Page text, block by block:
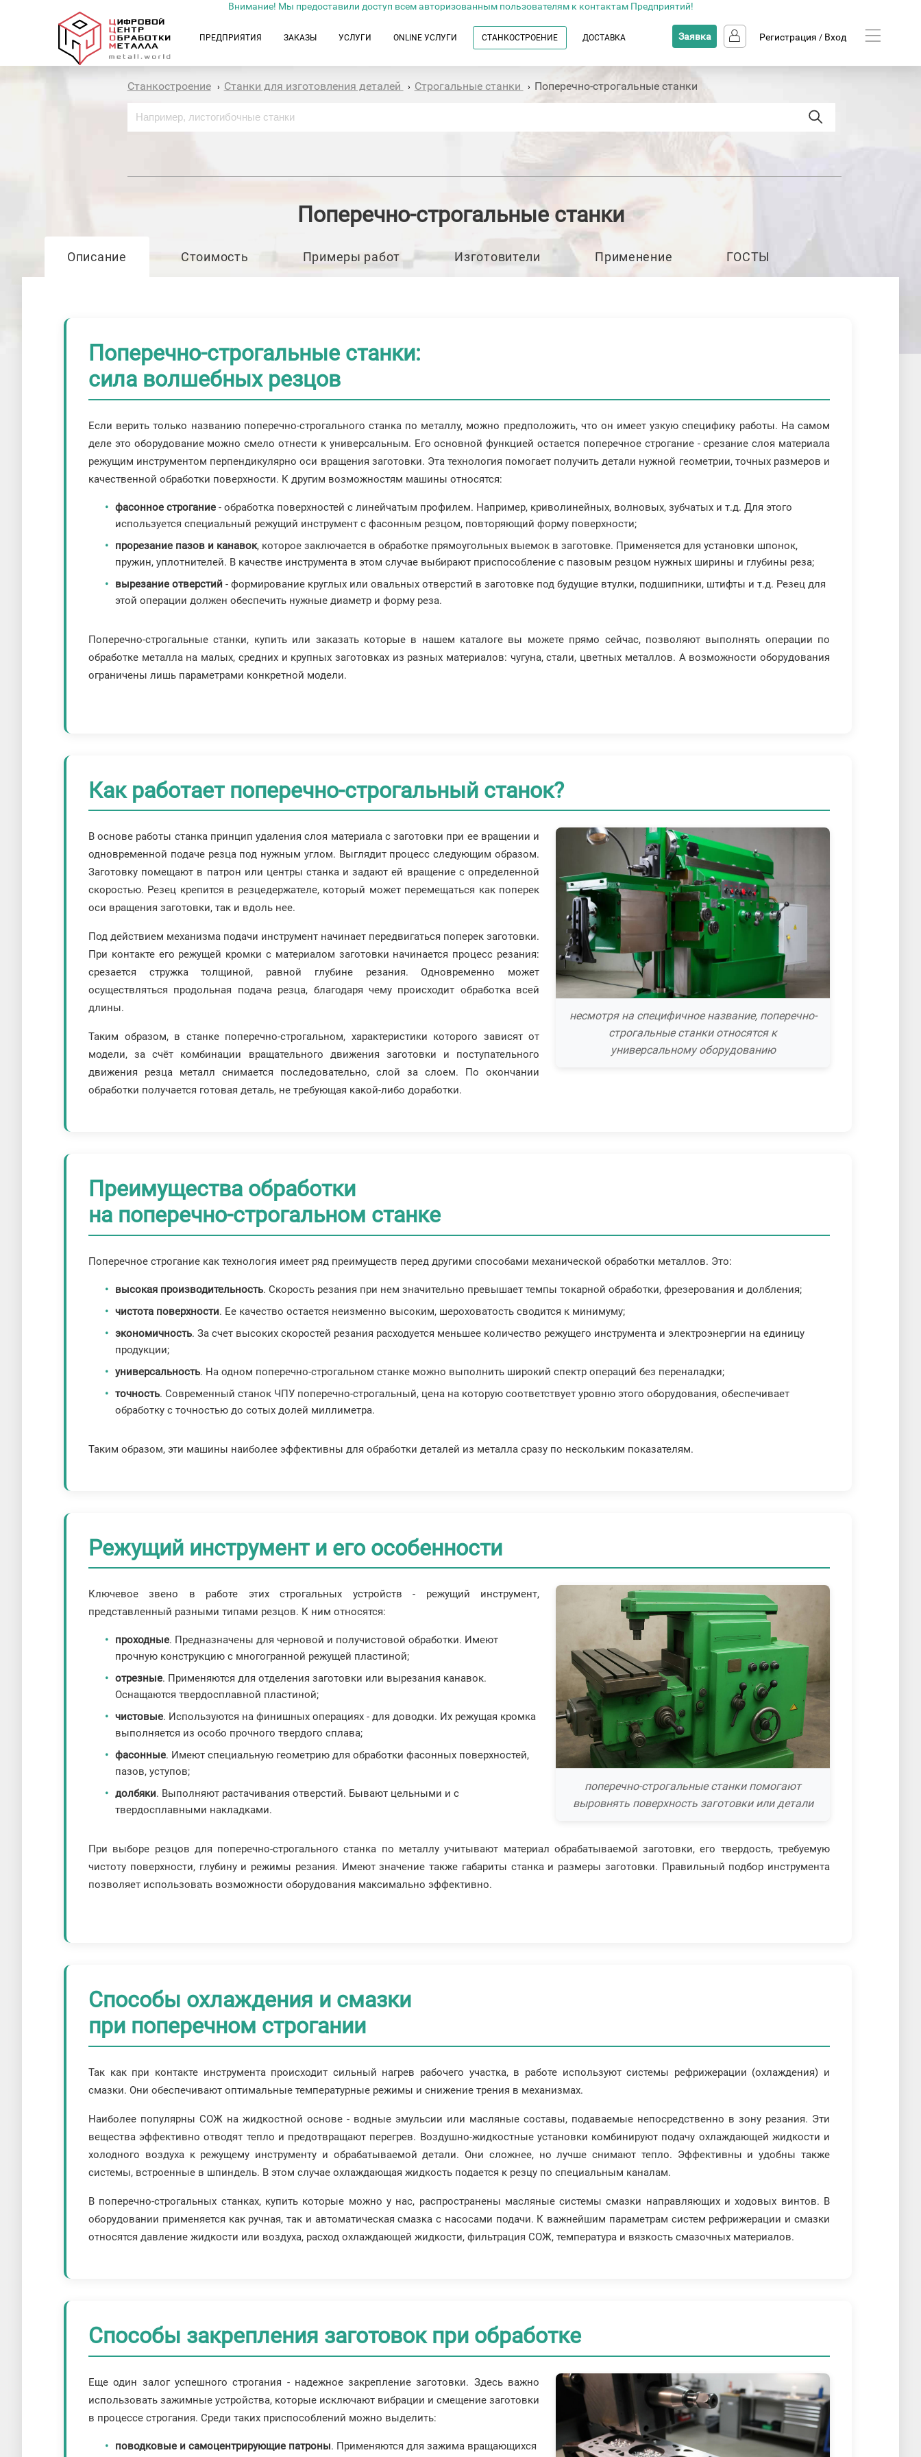
Внимание! Мы предоставили доступ всем авторизованным пользователям к контактам Предприятий!
ПРЕДПРИЯТИЯ ЗАКАЗЫ УСЛУГИ ONLINE УСЛУГИ СТАНКОСТРОЕНИЕ ДОСТАВКА Заявка Регистрация / Вход
Станкостроение› Станки для изготовления деталей › Строгальные станки › Поперечно-строгальные станки
Поперечно-строгальные станки
Описание Стоимость Примеры работ Изготовители Применение ГОСТЫ
Поперечно-строгальные станки:
сила волшебных резцов
Если верить только названию поперечно-строгального станка по металлу, можно предположить, что он имеет узкую специфику работы. На самом
деле это оборудование можно смело отнести к универсальным. Его основной функцией остается поперечное строгание - срезание слоя материала
режущим инструментом перпендикулярно оси вращения заготовки. Эта технология помогает получить детали нужной геометрии, точных размеров и
качественной обработки поверхности. К другим возможностям машины относятся:
фасонное строгание - обработка поверхностей с линейчатым профилем. Например, криволинейных, волновых, зубчатых и т.д. Для этого
используется специальный режущий инструмент с фасонным резцом, повторяющий форму поверхности;
прорезание пазов и канавок, которое заключается в обработке прямоугольных выемок в заготовке. Применяется для установки шпонок,
пружин, уплотнителей. В качестве инструмента в этом случае выбирают приспособление с пазовым резцом нужных ширины и глубины реза;
вырезание отверстий - формирование круглых или овальных отверстий в заготовке под будущие втулки, подшипники, штифты и т.д. Резец для
этой операции должен обеспечить нужные диаметр и форму реза.
Поперечно-строгальные станки, купить или заказать которые в нашем каталоге вы можете прямо сейчас, позволяют выполнять операции по
обработке металла на малых, средних и крупных заготовках из разных материалов: чугуна, стали, цветных металлов. А возможности оборудования
ограничены лишь параметрами конкретной модели.
Как работает поперечно-строгальный станок?
несмотря на специфичное название, поперечно-
строгальные станки относятся к
универсальному оборудованию
В основе работы станка принцип удаления слоя материала с заготовки при ее вращении и
одновременной подаче резца под нужным углом. Выглядит процесс следующим образом.
Заготовку помещают в патрон или центры станка и задают ей вращение с определенной
скоростью. Резец крепится в резцедержателе, который может перемещаться как поперек
оси вращения заготовки, так и вдоль нее.
Под действием механизма подачи инструмент начинает передвигаться поперек заготовки.
При контакте его режущей кромки с материалом заготовки начинается процесс резания:
срезается стружка толщиной, равной глубине резания. Одновременно может
осуществляться продольная подача резца, благодаря чему происходит обработка всей
длины.
Таким образом, в станке поперечно-строгальном, характеристики которого зависят от
модели, за счёт комбинации вращательного движения заготовки и поступательного
движения резца металл снимается последовательно, слой за слоем. По окончании
обработки получается готовая деталь, не требующая какой-либо доработки.
Преимущества обработки
на поперечно-строгальном станке
Поперечное строгание как технология имеет ряд преимуществ перед другими способами механической обработки металлов. Это:
высокая производительность. Скорость резания при нем значительно превышает темпы токарной обработки, фрезерования и долбления;
чистота поверхности. Ее качество остается неизменно высоким, шероховатость сводится к минимуму;
экономичность. За счет высоких скоростей резания расходуется меньшее количество режущего инструмента и электроэнергии на единицу
продукции;
универсальность. На одном поперечно-строгальном станке можно выполнить широкий спектр операций без переналадки;
точность. Современный станок ЧПУ поперечно-строгальный, цена на которую соответствует уровню этого оборудования, обеспечивает
обработку с точностью до сотых долей миллиметра.
Таким образом, эти машины наиболее эффективны для обработки деталей из металла сразу по нескольким показателям.
Режущий инструмент и его особенности
поперечно-строгальные станки помогают
выровнять поверхность заготовки или детали
Ключевое звено в работе этих строгальных устройств - режущий инструмент,
представленный разными типами резцов. К ним относятся:
проходные. Предназначены для черновой и получистовой обработки. Имеют
прочную конструкцию с многогранной режущей пластиной;
отрезные. Применяются для отделения заготовки или вырезания канавок.
Оснащаются твердосплавной пластиной;
чистовые. Используются на финишных операциях - для доводки. Их режущая кромка
выполняется из особо прочного твердого сплава;
фасонные. Имеют специальную геометрию для обработки фасонных поверхностей,
пазов, уступов;
долбяки. Выполняют растачивания отверстий. Бывают цельными и с
твердосплавными накладками.
При выборе резцов для поперечно-строгального станка по металлу учитывают материал обрабатываемой заготовки, его твердость, требуемую
чистоту поверхности, глубину и режимы резания. Имеют значение также габариты станка и размеры заготовки. Правильный подбор инструмента
позволяет использовать возможности оборудования максимально эффективно.
Способы охлаждения и смазки
при поперечном строгании
Так как при контакте инструмента происходит сильный нагрев рабочего участка, в работе используют системы рефрижерации (охлаждения) и
смазки. Они обеспечивают оптимальные температурные режимы и снижение трения в механизмах.
Наиболее популярны СОЖ на жидкостной основе - водные эмульсии или масляные составы, подаваемые непосредственно в зону резания. Эти
вещества эффективно отводят тепло и предотвращают перегрев. Воздушно-жидкостные установки комбинируют подачу охлаждающей жидкости и
холодного воздуха к режущему инструменту и обрабатываемой детали. Они сложнее, но лучше снимают тепло. Эффективны и удобны также
системы, встроенные в шпиндель. В этом случае охлаждающая жидкость подается к резцу по специальным каналам.
В поперечно-строгальных станках, купить которые можно у нас, распространены масляные системы смазки направляющих и ходовых винтов. В
оборудовании применяется как ручная, так и автоматическая смазка с насосами подачи. К важнейшим параметрам систем рефрижерации и смазки
относятся давление жидкости или воздуха, расход охлаждающей жидкости, фильтрация СОЖ, температура и вязкость смазочных материалов.
Способы закрепления заготовок при обработке
Еще один залог успешного строгания - надежное закрепление заготовки. Здесь важно
использовать зажимные устройства, которые исключают вибрации и смещение заготовки
в процессе строгания. Среди таких приспособлений можно выделить:
поводковые и самоцентрирующие патроны. Применяются для зажима вращающихся